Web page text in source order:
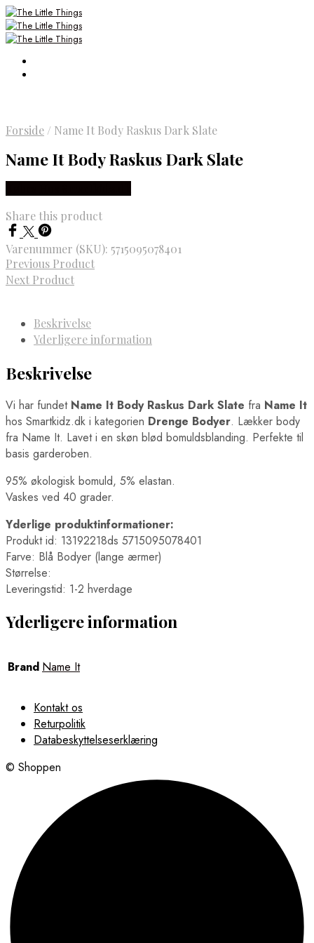
Forside / Name It Body Raskus Dark Slate
Name It Body Raskus Dark Slate
Share this product
Varenummer (SKU): 5715095078401
Previous Product
Next Product
Beskrivelse
Yderligere information
Beskrivelse
Vi har fundet Name It Body Raskus Dark Slate fra Name It
hos Smartkidz.dk i kategorien Drenge Bodyer. Lækker body
fra Name It. Lavet i en skøn blød bomuldsblanding. Perfekte til
basis garderoben.
95% økologisk bomuld, 5% elastan.
Vaskes ved 40 grader.
Yderlige produktinformationer:
Produkt id: 13192218ds 5715095078401
Farve: Blå Bodyer (lange ærmer)
Størrelse:
Leveringstid: 1-2 hverdage
Yderligere information
Brand Name It
Kontakt os
Returpolitik
Databeskyttelseserklæring
© Shoppen